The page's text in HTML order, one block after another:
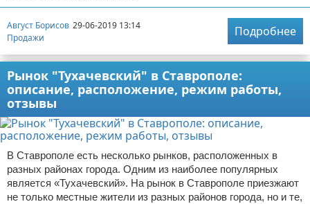
Август Борисов 29-06-2019 13:14
Продажи
Подробнее
Рынок "Тухачевский" в Ставрополе:
описание, расположение, режим работы,
отзывы
В Ставрополе есть несколько рынков, расположенных в
разных районах города. Одним из наиболее популярных
является «Тухачевский». На рынок в Ставрополе приезжают
не только местные жители из разных районов города, но и те,